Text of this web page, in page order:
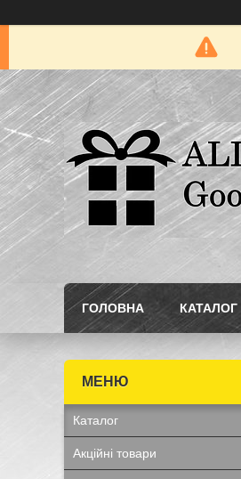
ГОЛОВНА КАТАЛОГ
Каталог
Акційні товари